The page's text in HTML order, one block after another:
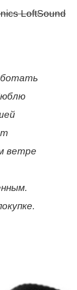
LoftSound
ветре